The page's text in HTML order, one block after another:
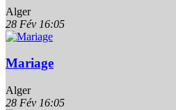
Alger
28 Fév 16:05
Mariage
Alger
28 Fév 16:05